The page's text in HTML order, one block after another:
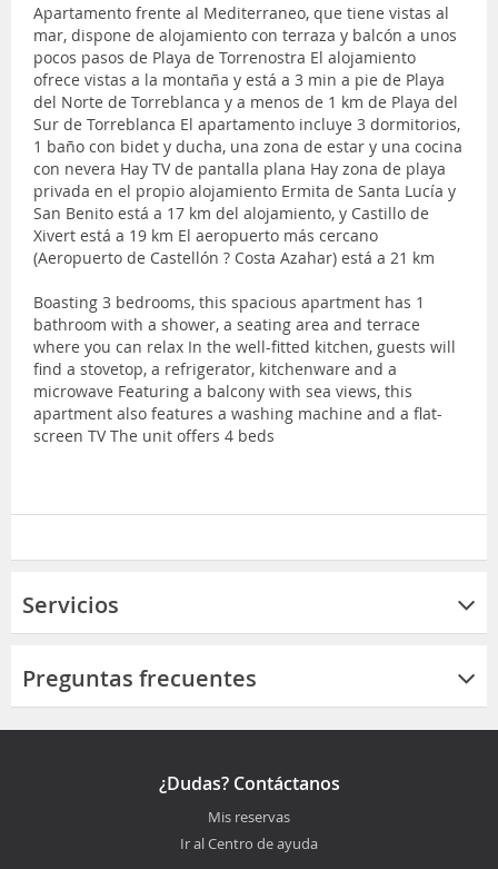
Apartamento frente al Mediterraneo, que tiene vistas al
mar, dispone de alojamiento con terraza y balcón a unos
pocos pasos de Playa de Torrenostra El alojamiento
ofrece vistas a la montaña y está a 3 min a pie de Playa
del Norte de Torreblanca y a menos de 1 km de Playa del
Sur de Torreblanca El apartamento incluye 3 dormitorios,
1 baño con bidet y ducha, una zona de estar y una cocina
con nevera Hay TV de pantalla plana Hay zona de playa
privada en el propio alojamiento Ermita de Santa Lucía y
San Benito está a 17 km del alojamiento, y Castillo de
Xivert está a 19 km El aeropuerto más cercano
(Aeropuerto de Castellón ? Costa Azahar) está a 21 km
Boasting 3 bedrooms, this spacious apartment has 1
bathroom with a shower, a seating area and terrace
where you can relax In the well-fitted kitchen, guests will
find a stovetop, a refrigerator, kitchenware and a
microwave Featuring a balcony with sea views, this
apartment also features a washing machine and a flat-
screen TV The unit offers 4 beds
Servicios
Preguntas frecuentes
¿Dudas? Contáctanos
Mis reservas
Ir al Centro de ayuda